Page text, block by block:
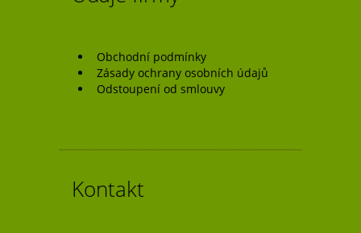
Obchodní podmínky
Zásady ochrany osobních údajů
Odstoupení od smlouvy
Kontakt